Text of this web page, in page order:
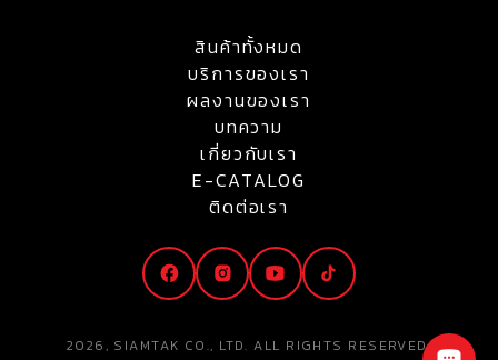
สินค้าทั้งหมด
บริการของเรา
ผลงานของเรา
บทความ
เกี่ยวกับเรา
E-CATALOG
ติดต่อเรา
2026, SIAMTAK CO., LTD. ALL RIGHTS RESERVED.